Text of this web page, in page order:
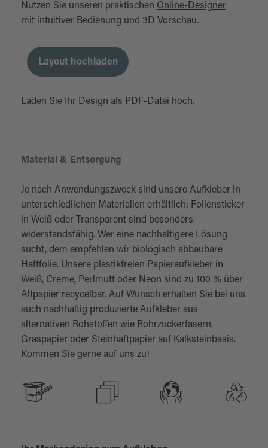
Nutzen Sie unseren praktischen Online-Designer
mit intuitiver Bedienung und 3D Vorschau.
Layout hochladen
Laden Sie Ihr Design als PDF-Datei hoch.
Material & Entsorgung
Je nach Anwendungszweck sind unsere Aufkleber in
unterschiedlichen Materialien erhältlich: Foliensticker
in Weiß oder Transparent sind besonders
widerstandsfähig. Wer eine nachhaltigere Lösung
sucht, dem empfehlen wir biologisch abbaubare
Haftfolie. Unsere plastikfreien Papieraufkleber in
Weiß, Creme, Perlmutt oder Neon sind zu 100 % über
Altpapier recycelbar. Auf Wunsch erhalten Sie bei uns
auch nachhaltig produzierte Aufkleber aus
alternativen Rohstoffen wie Rohrzuckerfasern,
Graspapier oder Steinhaftpapier auf Kalksteinbasis.
Kommen Sie gerne auf uns zu!